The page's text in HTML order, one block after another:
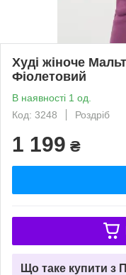
Худі жіноче
Фіолетовий
В наявності 1 од.
Код: 3248
Роздріб
1 199 ₴
Що таке купити з